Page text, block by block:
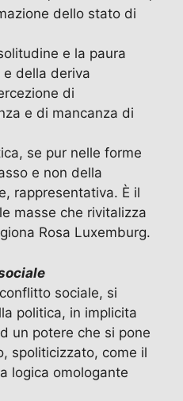
dello stato di
e la paura
della deriva
di
e di mancanza di
se pur nelle forme
e non della
rappresentativa. È il
masse che rivitalizza
Rosa Luxemburg.
sociale, si
politica, in implicita
un potere che si pone
spoliticizzato, come il
logica omologante